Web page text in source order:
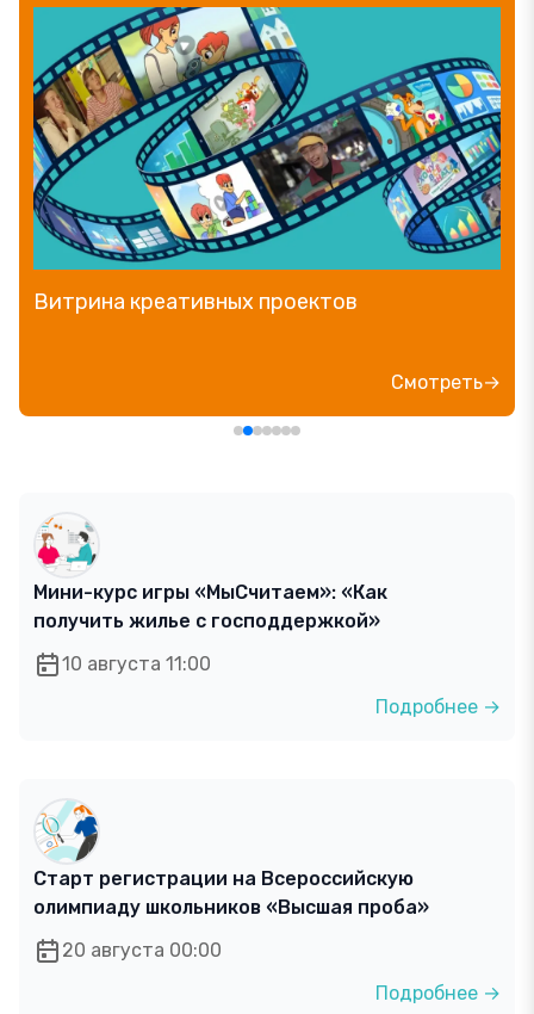
Витрина креативных проектов
Смотреть→
Мини-курс игры «МыСчитаем»: «Как
получить жилье с господдержкой»
10 августа 11:00
Подробнее →
Старт регистрации на Всероссийскую
олимпиаду школьников «Высшая проба»
20 августа 00:00
Подробнее →